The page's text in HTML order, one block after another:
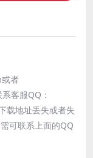
者
客服QQ：
载地址丢失或者失
可联系上面的QQ